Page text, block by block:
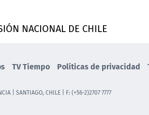
NACIONAL DE CHILE
TV Tiempo Políticas de privacidad
| SANTIAGO, CHILE | F: (+56-2)2707 7777